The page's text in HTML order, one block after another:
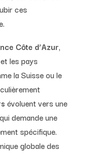
ces
Côte d’Azur,
les pays
la Suisse ou le
évoluent vers une
demande une
spécifique.
globale des